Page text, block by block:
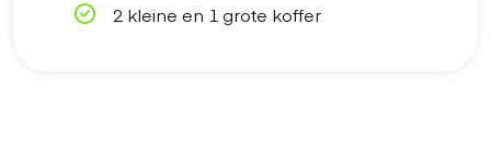
2 kleine en 1 grote koffer